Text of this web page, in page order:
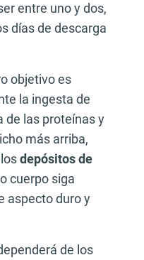
entre uno y dos,
días de descarga
objetivo es
la ingesta de
de las proteínas y
más arriba,
depósitos de
cuerpo siga
aspecto duro y
de los